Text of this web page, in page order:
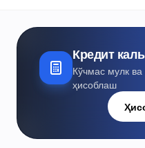
Кредит
Кўчмас мулк
ҳисоблаш